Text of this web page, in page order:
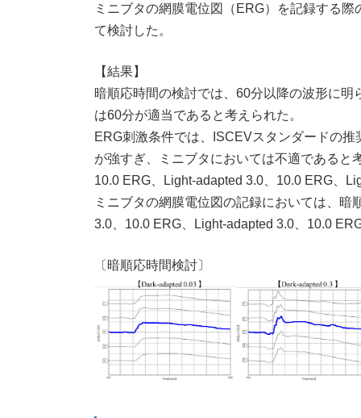
ミニブタの網膜電位図（ERG）を記録する
て検討した。
【結果】
暗順応時間の検討では、60分以降の波形に
は60分が適当であると考えられた。
ERG刺激条件では、ISCEVスタンダードの
が強すぎ、ミニブタにおいては不適であると
10.0 ERG、Light-adapted 3.0、10.0 ERG、
ミニブタの網膜電位図の記録においては、
3.0、10.0 ERG、Light-adapted 3.0、10.0
〔暗順応時間検討〕